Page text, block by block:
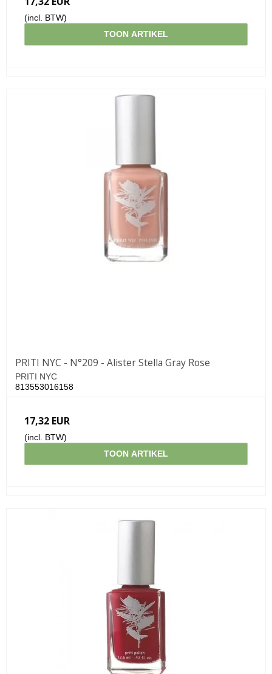
(incl. BTW)
TOON ARTIKEL
PRITI NYC - N°209 - Alister Stella Gray Rose
PRITI NYC
813553016158
17,32 EUR
(incl. BTW)
TOON ARTIKEL